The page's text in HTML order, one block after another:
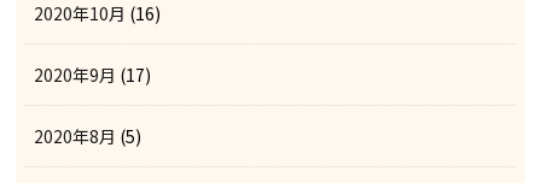
2020年10月 (16)
2020年9月 (17)
2020年8月 (5)